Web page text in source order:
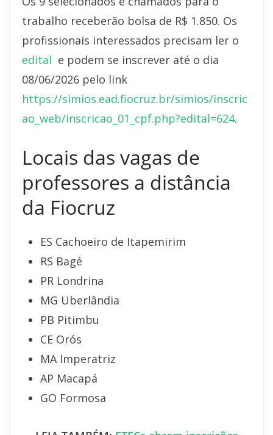
trabalho receberão bolsa de R$ 1.850. Os
profissionais interessados precisam ler o
edital e podem se inscrever até o dia
08/06/2026 pelo link
https://simios.ead.fiocruz.br/simios/inscric
ao_web/inscricao_01_cpf.php?edital=624.
Locais das vagas de
professores a distância
da Fiocruz
ES Cachoeiro de Itapemirim
RS Bagé
PR Londrina
MG Uberlândia
PB Pitimbu
CE Orós
MA Imperatriz
AP Macapá
GO Formosa